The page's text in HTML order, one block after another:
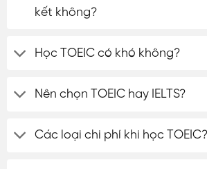
kết không?
Học TOEIC có khó không?
Nên chọn TOEIC hay IELTS?
Các loại chi phí khi học TOEIC?